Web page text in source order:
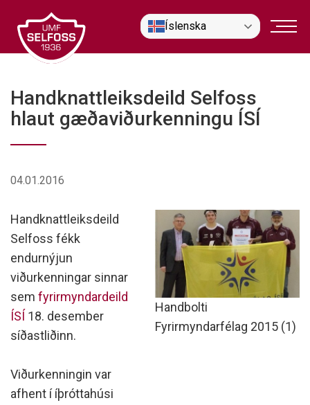
efni
Íslenska
Handknattleiksdeild Selfoss
hlaut gæðaviðurkenningu ÍSÍ
04.01.2016
Handbolti
Fyrirmyndarfélag 2015 (1)
Handknattleiksdeild
Selfoss fékk
endurnýjun
viðurkenningar sinnar
sem fyrirmyndardeild
ÍSÍ 18. desember
síðastliðinn.
Viðurkenningin var
afhent í íþróttahúsi